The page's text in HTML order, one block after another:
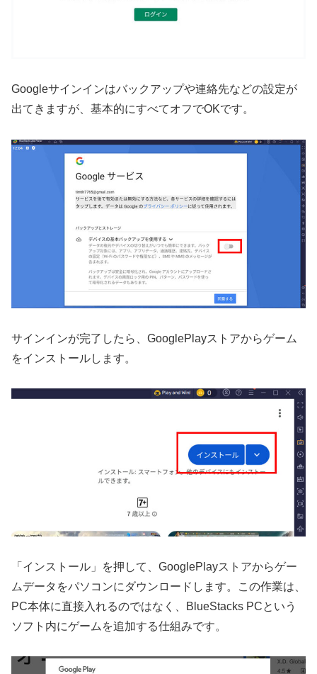
Googleサインインはバックアップや連絡先などの設定が
出てきますが、基本的にすべてオフでOKです。
サインインが完了したら、GooglePlayストアからゲーム
をインストールします。
「インストール」を押して、GooglePlayストアからゲー
ムデータをパソコンにダウンロードします。この作業は、
PC本体に直接入れるのではなく、BlueStacks PCという
ソフト内にゲームを追加する仕組みです。